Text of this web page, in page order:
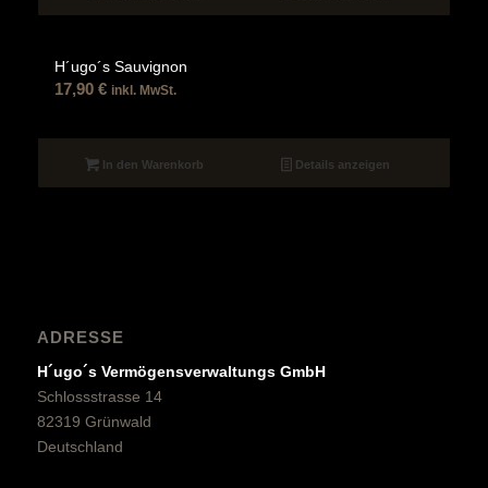
H´ugo´s Sauvignon
17,90 € inkl. MwSt.
In den Warenkorb Details anzeigen
ADRESSE
H´ugo´s Vermögensverwaltungs GmbH
Schlossstrasse 14
82319 Grünwald
Deutschland